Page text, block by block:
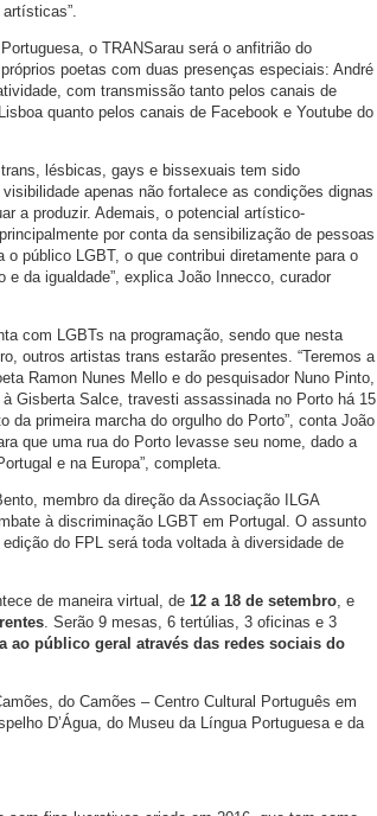
o TRANSarau será o anfitrião do
poetas com duas presenças especiais: André
com transmissão tanto pelos canais de
quanto pelos canais de Facebook e Youtube do
lésbicas, gays e bissexuais tem sido
apenas não fortalece as condições dignas
a produzir. Ademais, o potencial artístico-
por conta da sensibilização de pessoas
público LGBT, o que contribui diretamente para o
da igualdade”, explica João Innecco, curador
com LGBTs na programação, sendo que nesta
outros artistas trans estarão presentes. “Teremos a
Ramon Nunes Mello e do pesquisador Nuno Pinto,
à Gisberta Salce, travesti assassinada no Porto há 15
primeira marcha do orgulho do Porto”, conta João
que uma rua do Porto levasse seu nome, dado a
e na Europa”, completa.
membro da direção da Associação ILGA
à discriminação LGBT em Portugal. O assunto
do FPL será toda voltada à diversidade de
de maneira virtual, de 12 a 18 de setembro, e
. Serão 9 mesas, 6 tertúlias, 3 oficinas e 3
ao público geral através das redes sociais do
do Camões – Centro Cultural Português em
D’Água, do Museu da Língua Portuguesa e da